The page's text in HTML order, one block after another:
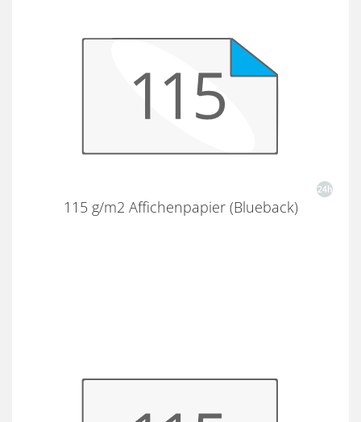
115 g/m2 Affichenpapier (Blueback)